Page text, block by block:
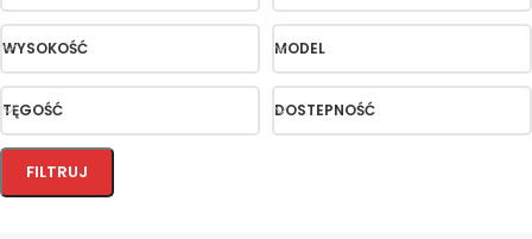
WYSOKOŚĆ MODEL
TĘGOŚĆ DOSTEPNOŚĆ
FILTRUJ